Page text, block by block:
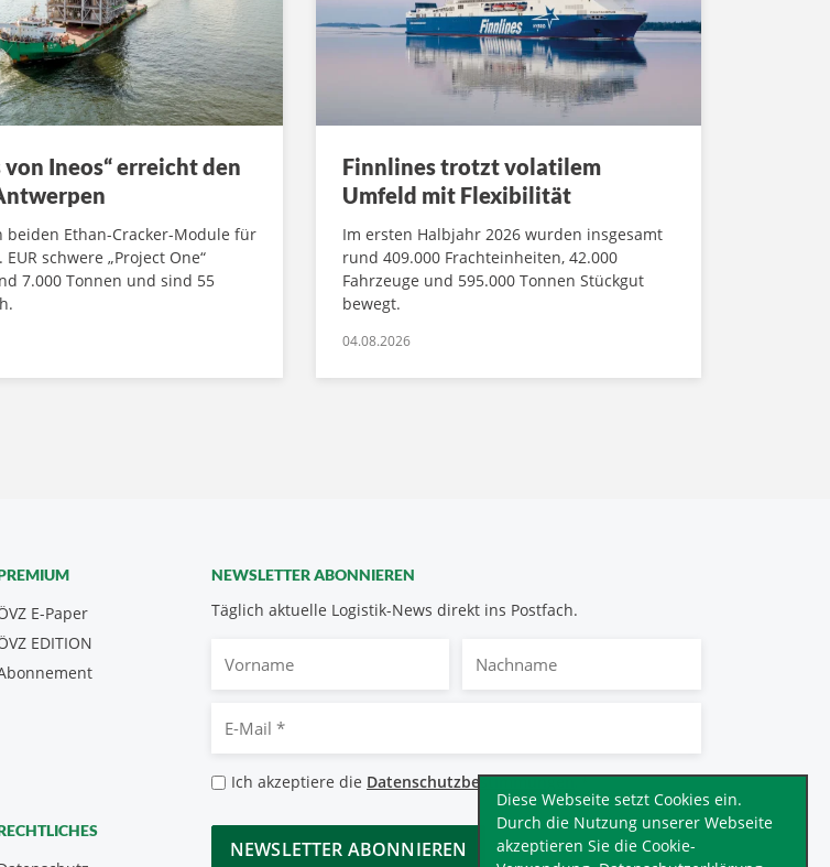
Diese Webseite setzt Cookies ein.
Durch die Nutzung unserer Webseite
akzeptieren Sie die Cookie-
von Ineos“ erreicht den
beiden Ethan-Cracker-Module für
schwere „Project One“
7.000 Tonnen und sind 55
Finnlines trotzt volatilem
Umfeld mit Flexibilität
Im ersten Halbjahr 2026 wurden insgesamt
rund 409.000 Frachteinheiten, 42.000
Fahrzeuge und 595.000 Tonnen Stückgut
bewegt.
04.08.2026
NEWSLETTER ABONNIEREN
Täglich aktuelle Logistik-News direkt ins Postfach.
Mail
Datenschutzbestimmungen
Ich akzeptiere die Datenschutzbestimmungen.*
CAPTCHA
E-Paper
EDITION